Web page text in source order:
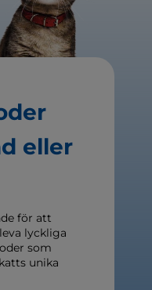
eller
för att
lyckliga
som
unika